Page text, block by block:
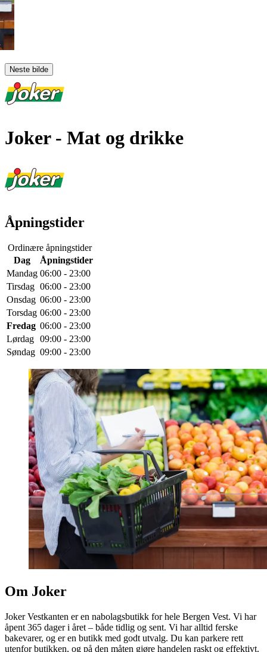
Neste bilde
Joker - Mat og drikke
Åpningstider
Ordinære åpningstider
Dag
Åpningstider
Mandag 06:00 - 23:00
Tirsdag 06:00 - 23:00
Onsdag 06:00 - 23:00
Torsdag 06:00 - 23:00
Fredag 06:00 - 23:00
Lørdag 09:00 - 23:00
Søndag 09:00 - 23:00
Om Joker
Joker Vestkanten er en nabolagsbutikk for hele Bergen Vest. Vi har
åpent 365 dager i året – både tidlig og sent. Vi har alltid ferske
bakevarer, og er en butikk med godt utvalg. Du kan parkere rett
utenfor butikken, og på den måten gjøre handelen raskt og effektivt.